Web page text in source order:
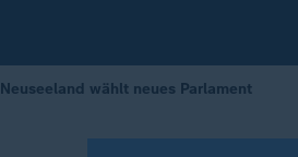
Neuseeland wählt neues Parlament